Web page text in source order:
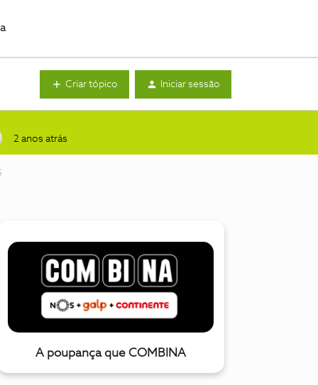
Criar tópico Iniciar sessão
2 anos atrás
A poupança que COMBINA